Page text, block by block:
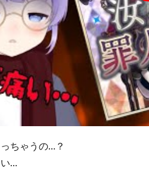
ちゃうの…？
…